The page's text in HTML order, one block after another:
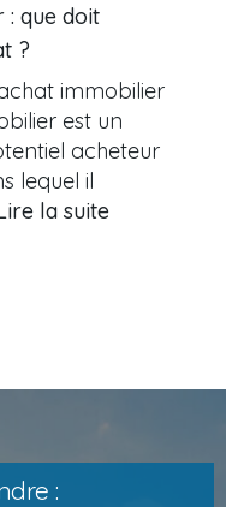
: que doit
?
immobilier
est un
acheteur
lequel il
la suite
: